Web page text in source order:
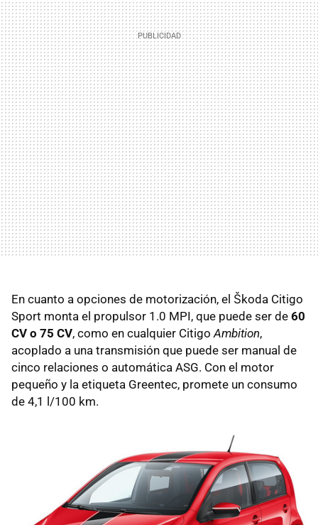
En cuanto a opciones de motorización, el Škoda Citigo
Sport monta el propulsor 1.0 MPI, que puede ser de 60
CV o 75 CV, como en cualquier CitigoAmbition,
acoplado a una transmisión que puede ser manual de
cinco relaciones o automática ASG. Con el motor
pequeño y la etiqueta Greentec, promete un consumo
de 4,1 l/100 km.